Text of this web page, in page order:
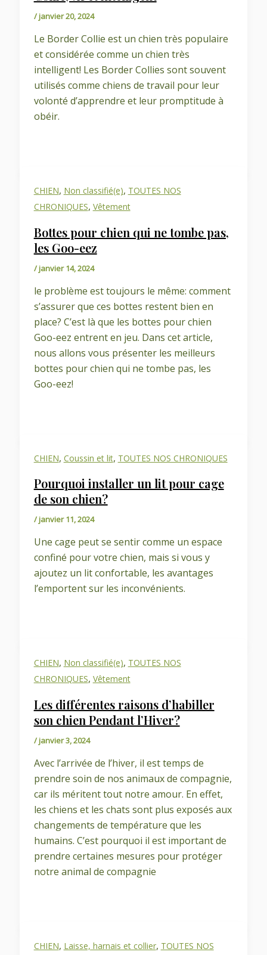
/janvier 20, 2024
Le Border Collie est un chien très populaire
et considérée comme un chien très
intelligent! Les Border Collies sont souvent
utilisés comme chiens de travail pour leur
volonté d’apprendre et leur promptitude à
obéir.
CHIEN, Non classifié(e), TOUTES NOS
CHRONIQUES, Vêtement
Bottes pour chien qui ne tombe pas,
les Goo-eez
/janvier 14, 2024
le problème est toujours le même: comment
s’assurer que ces bottes restent bien en
place? C’est là que les bottes pour chien
Goo-eez entrent en jeu. Dans cet article,
nous allons vous présenter les meilleurs
bottes pour chien qui ne tombe pas, les
Goo-eez!
CHIEN, Coussin et lit, TOUTES NOS CHRONIQUES
Pourquoi installer un lit pour cage
de son chien?
/janvier 11, 2024
Une cage peut se sentir comme un espace
confiné pour votre chien, mais si vous y
ajoutez un lit confortable, les avantages
l’emportent sur les inconvénients.
CHIEN, Non classifié(e), TOUTES NOS
CHRONIQUES, Vêtement
Les différentes raisons d’habiller
son chien Pendant l’Hiver?
/janvier 3, 2024
Avec l’arrivée de l’hiver, il est temps de
prendre soin de nos animaux de compagnie,
car ils méritent tout notre amour. En effet,
les chiens et les chats sont plus exposés aux
changements de température que les
humains. C’est pourquoi il est important de
prendre certaines mesures pour protéger
notre animal de compagnie
CHIEN, Laisse, harnais et collier, TOUTES NOS